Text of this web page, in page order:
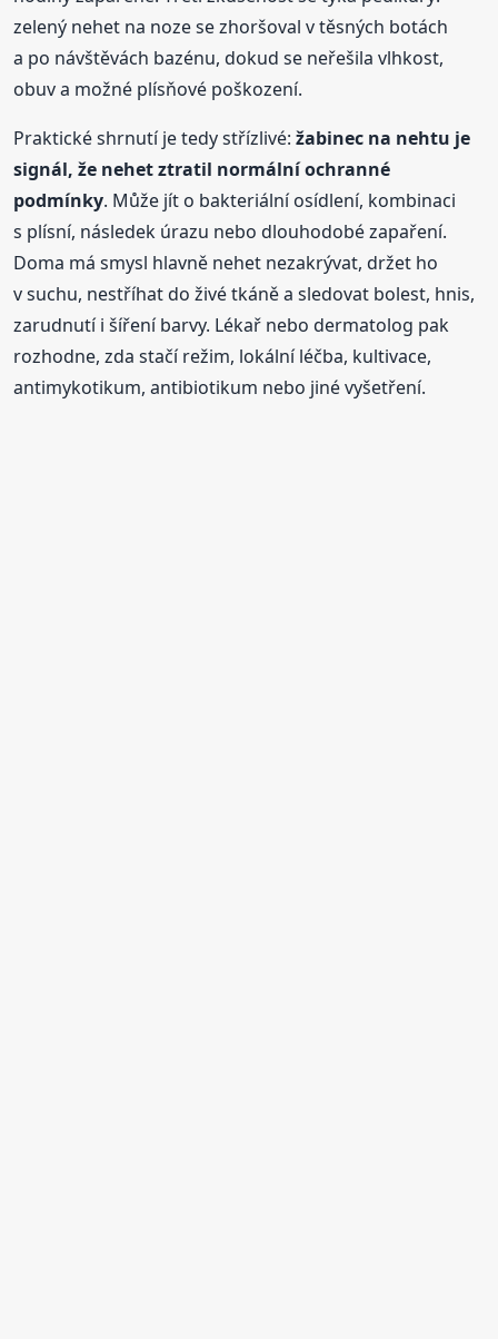
zelený nehet na noze se zhoršoval v těsných botách
a po návštěvách bazénu, dokud se neřešila vlhkost,
obuv a možné plísňové poškození.
Praktické shrnutí je tedy střízlivé:žabinec na nehtu je
signál, že nehet ztratil normální ochranné
podmínky. Může jít o bakteriální osídlení, kombinaci
s plísní, následek úrazu nebo dlouhodobé zapaření.
Doma má smysl hlavně nehet nezakrývat, držet ho
v suchu, nestříhat do živé tkáně a sledovat bolest, hnis,
zarudnutí i šíření barvy. Lékař nebo dermatolog pak
rozhodne, zda stačí režim, lokální léčba, kultivace,
antimykotikum, antibiotikum nebo jiné vyšetření.